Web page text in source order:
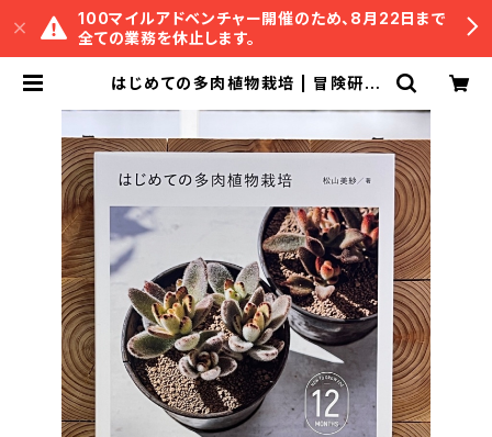
100マイルアドベンチャー開催のため、8月22日まで
全ての業務を休止します。
はじめての多肉植物栽培 | 冒険研究